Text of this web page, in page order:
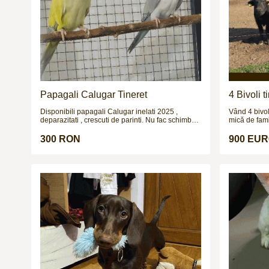
Papagali Calugar Tineret
Disponibili papagali Calugar inelati 2025 ,
deparazitati , crescuti de parinti. Nu fac schimburi
300 RON
4 Bivoli
Vând 4
mică de
la 250–300
dezvoltate,
fără grabă.
multe
900